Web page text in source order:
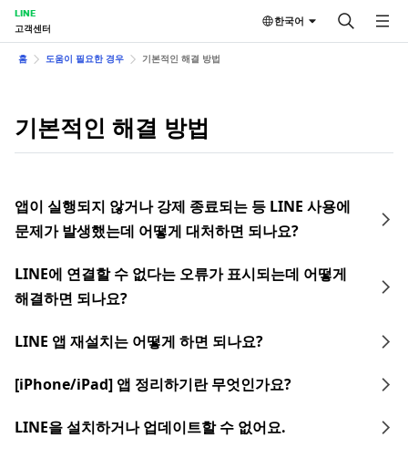
LINE
고객센터
한국어
홈 도움이 필요한 경우 기본적인 해결 방법
기본적인 해결 방법
앱이 실행되지 않거나 강제 종료되는 등 LINE 사용에
문제가 발생했는데 어떻게 대처하면 되나요?
LINE에 연결할 수 없다는 오류가 표시되는데 어떻게
해결하면 되나요?
LINE 앱 재설치는 어떻게 하면 되나요?
[iPhone/iPad] 앱 정리하기란 무엇인가요?
LINE을 설치하거나 업데이트할 수 없어요.